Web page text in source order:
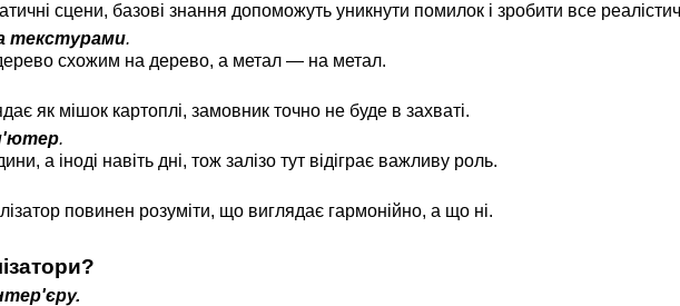
сцени, базові знання допоможуть уникнути помилок і зробити все
текстурами.
схожим на дерево, а метал — на метал.
як мішок картоплі, замовник точно не буде в захваті.
.
а іноді навіть дні, тож залізо тут відіграє важливу роль.
повинен розуміти, що виглядає гармонійно, а що ні.